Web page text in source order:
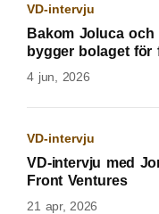
VD-intervju
Bakom Joluca och
bygger bolaget för
4 jun, 2026
VD-intervju
VD-intervju med
Front Ventures
21 apr, 2026